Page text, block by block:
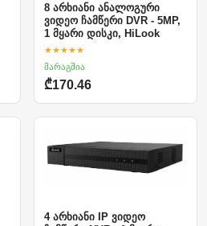
8 არხიანი ანალოგური
ვიდეო ჩამწერი DVR - 5MP,
1 მყარი დისკი, HiLook
★★★★★
მარაგშია
₾170.46
4 არხიანი IP ვიდეო